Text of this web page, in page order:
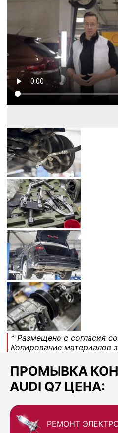
* Размещено с согласия
Копирование материалов
ПРОМЫВКА
AUDI Q7 ЦЕНА:
РЕМОНТ